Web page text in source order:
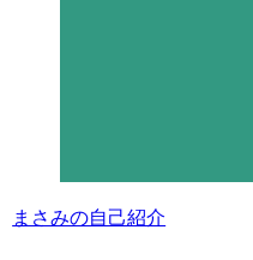
まさみの自己紹介